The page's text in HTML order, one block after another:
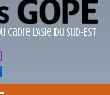
cadre l'Asie du Sud-Est